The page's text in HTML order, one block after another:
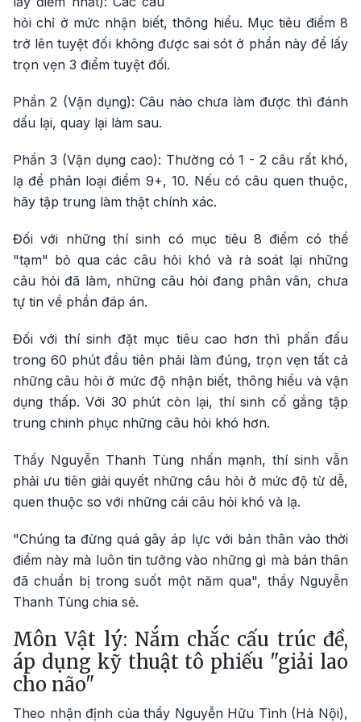
hỏi chỉ ở mức nhận biết, thông hiểu. Mục tiêu điểm 8
trở lên tuyệt đối không được sai sót ở phần này để lấy
trọn vẹn 3 điểm tuyệt đối.
Phần 2 (Vận dụng): Câu nào chưa làm được thì đánh
dấu lại, quay lại làm sau.
Phần 3 (Vận dụng cao): Thường có 1 - 2 câu rất khó,
lạ để phân loại điểm 9+, 10. Nếu có câu quen thuộc,
hãy tập trung làm thật chính xác.
Đối với những thí sinh có mục tiêu 8 điểm có thể
"tạm" bỏ qua các câu hỏi khó và rà soát lại những
câu hỏi đã làm, những câu hỏi đang phân vân, chưa
tự tin về phần đáp án.
Đối với thí sinh đặt mục tiêu cao hơn thì phấn đấu
trong 60 phút đầu tiên phải làm đúng, trọn vẹn tất cả
những câu hỏi ở mức độ nhận biết, thông hiểu và vận
dụng thấp. Với 30 phút còn lại, thí sinh cố gắng tập
trung chinh phục những câu hỏi khó hơn.
Thầy Nguyễn Thanh Tùng nhấn mạnh, thí sinh vẫn
phải ưu tiên giải quyết những câu hỏi ở mức độ từ dễ,
quen thuộc so với những cái câu hỏi khó và lạ.
"Chúng ta đừng quá gây áp lực với bản thân vào thời
điểm này mà luôn tin tưởng vào những gì mà bản thân
đã chuẩn bị trong suốt một năm qua", thầy Nguyễn
Thanh Tùng chia sẻ.
Môn Vật lý: Nắm chắc cấu trúc đề,
áp dụng kỹ thuật tô phiếu "giải lao
cho não"
Theo nhận định của thầy Nguyễn Hữu Tình (Hà Nội),